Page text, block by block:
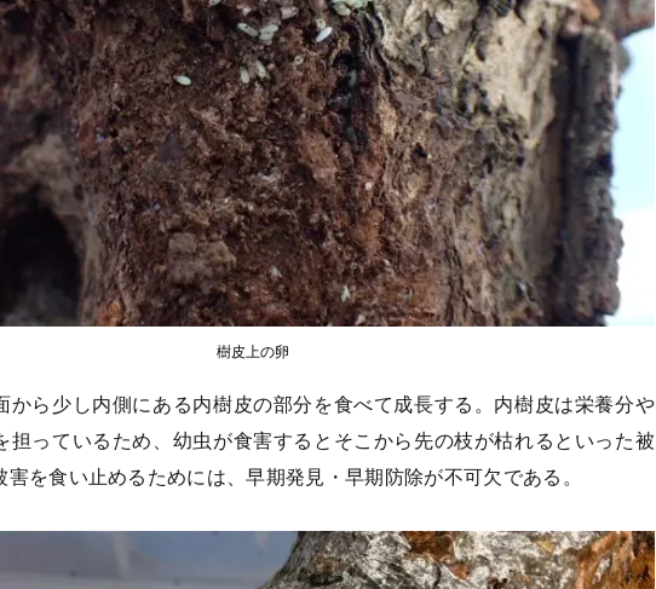
樹皮上の卵
から少し内側にある内樹皮の部分を食べて成長する。内樹皮は栄養分や
担っているため、幼虫が食害するとそこから先の枝が枯れるといった被
害を食い止めるためには、早期発見・早期防除が不可欠である。